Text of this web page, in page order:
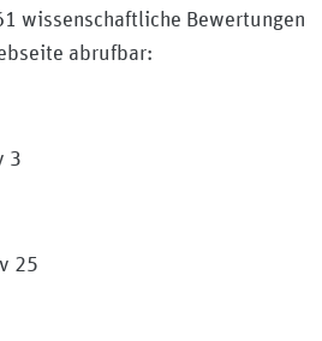
wissenschaftliche Bewertungen
abrufbar:
3
25